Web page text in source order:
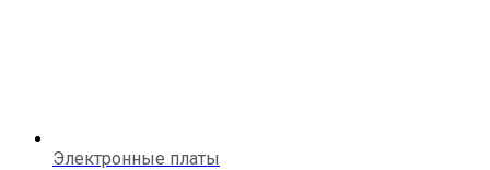
Электронные платы